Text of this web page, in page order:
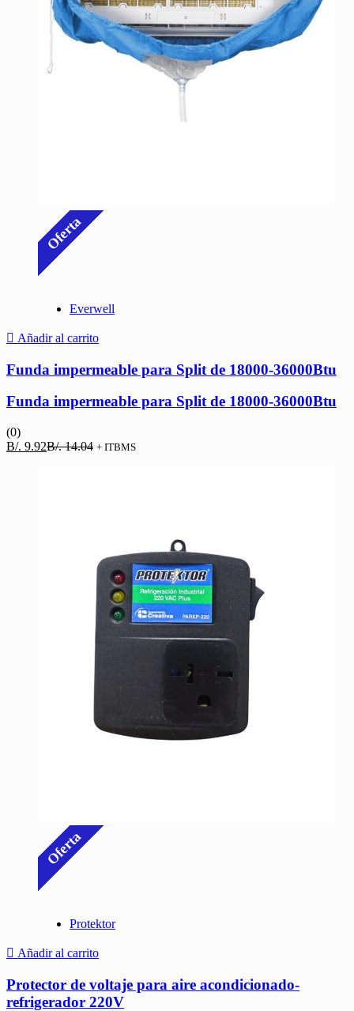
Oferta
Everwell
Añadir al carrito
Funda impermeable para Split de 18000-36000Btu
Funda impermeable para Split de 18000-36000Btu
(0)
B/. 9.92El
B/.14.04 El
+ ITBMS
Oferta
Protektor
Añadir al carrito
Protector de voltaje para aire acondicionado-
refrigerador 220V